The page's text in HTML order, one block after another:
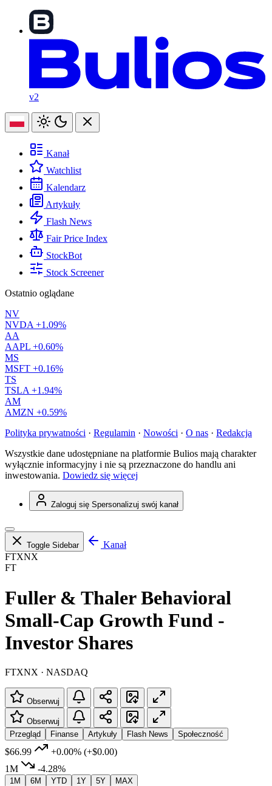
v2
Kanał
Watchlist
Kalendarz
Artykuły
Flash News
Fair Price Index
StockBot
Stock Screener
Ostatnio oglądane
NV
NVDA +1.09%
AA
AAPL +0.60%
MS
MSFT +0.16%
TS
TSLA +1.94%
AM
AMZN +0.59%
Polityka prywatności · Regulamin · Nowości · O nas · Redakcja
Wszystkie dane udostępniane na platformie Bulios mają charakter
wyłącznie informacyjny i nie są przeznaczone do handlu ani
inwestowania. Dowiedz się więcej
Zaloguj się Spersonalizuj swój kanał
Toggle Sidebar
Kanał
FTXNX
FT
Fuller & Thaler Behavioral
Small-Cap Growth Fund -
Investor Shares
FTXNX · NASDAQ
Obserwuj
Obserwuj
Przegląd
Finanse Artykuły Flash News Społeczność
$66.99 +0.00% (+$0.00)
1M
-4.28%
1M 6M YTD 1Y 5Y MAX